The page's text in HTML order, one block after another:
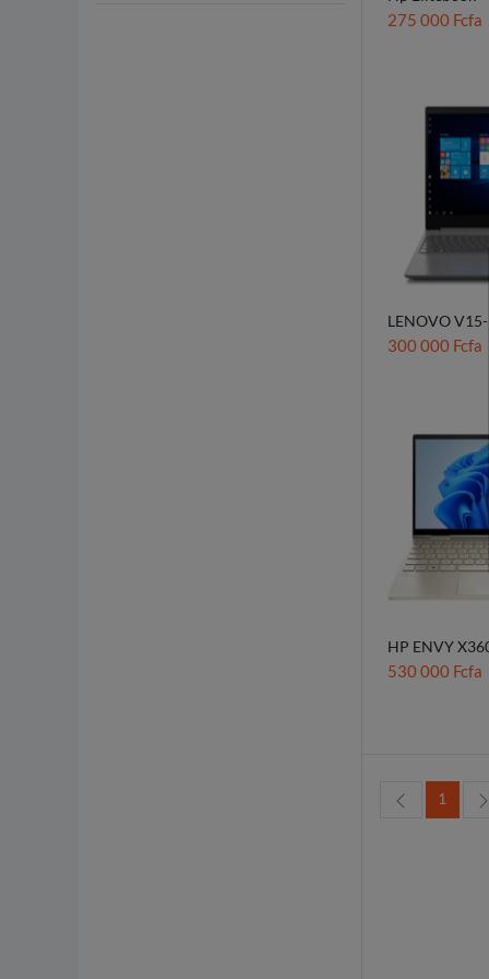
275 000 Fcfa
LENOVO V15-
Génération
300 000 Fcfa
HP ENVY
530 000 Fcfa
1